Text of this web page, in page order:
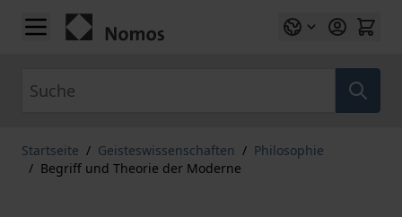
Zum Inhalt springen
Startseite / Geisteswissenschaften / Philosophie
/ Begriff und Theorie der Moderne